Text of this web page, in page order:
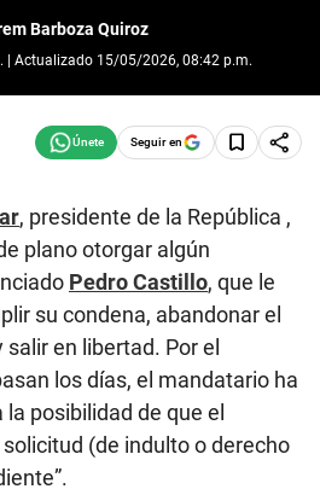
Barboza Quiroz
| Actualizado 15/05/2026, 08:42 p.m.
Seguir en
, presidente de la República ,
plano otorgar algún
Pedro Castillo, que le
su condena, abandonar el
salir en libertad. Por el
los días, el mandatario ha
posibilidad de que el
(de indulto o derecho